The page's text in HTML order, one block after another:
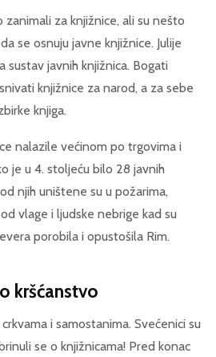
za knjižnice, ali su nešto
se osnuju javne knjižnice. Julije
sustav javnih knjižnica. Bogati
knjižnice za narod, a za sebe
knjiga.
nalazile većinom po trgovima i
je u 4. stoljeću bilo 28 javnih
njih uništene su u požarima,
vlage i ljudske nebrige kad su
porobila i opustošila Rim.
kršćanstvo
i samostanima. Svećenici su
se o knjižnicama! Pred konac